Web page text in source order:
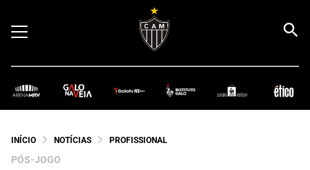
INÍCIO NOTÍCIAS PROFISSIONAL
PÓS-JOGO